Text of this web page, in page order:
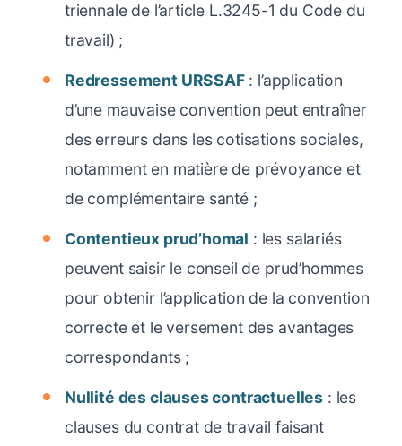
triennale de l’article L.3245-1 du Code du
travail) ;
Redressement URSSAF: l’application
d’une mauvaise convention peut entraîner
des erreurs dans les cotisations sociales,
notamment en matière de prévoyance et
de complémentaire santé ;
Contentieux prud’homal : les salariés
peuvent saisir le conseil de prud’hommes
pour obtenir l’application de la convention
correcte et le versement des avantages
correspondants ;
Nullité des clauses contractuelles : les
clauses du contrat de travail faisant